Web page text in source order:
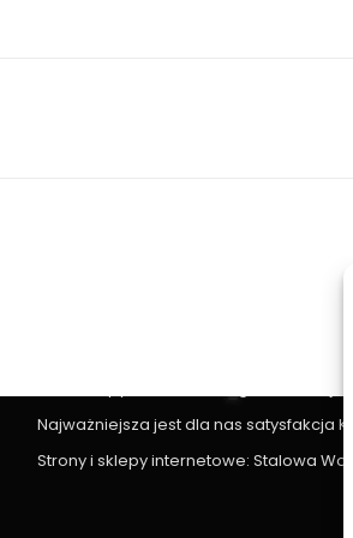
Strony www, sklepy
jest
oraz sklepy internetowe zgodnie z
Najważniejsza jest dla nas satysfakcja
Strony i sklepy internetowe: Stalowa